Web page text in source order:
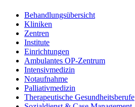
Behandlungsübersicht
Kliniken
Zentren
Institute
Einrichtungen
Ambulantes OP-Zentrum
Intensivmedizin
Notaufnahme
Palliativmedizin
Therapeutische Gesundheitsberufe